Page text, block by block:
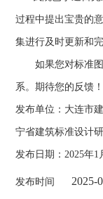
过程中提出宝贵的
集进行及时更新和
如果您对标准图
系。期待您的反馈！
发布单位：大连
宁省建筑标准设计
发布日期：2025年1
发布时间 2025-